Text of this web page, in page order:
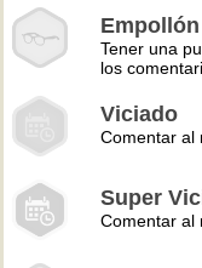
Empollón
Tener una
los
Viciado
Comentar al
Super
Comentar al